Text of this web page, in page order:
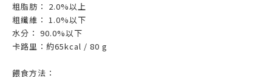
粗脂肪： 2.0%以上
粗纖維： 1.0%以下
水分： 90.0%以下
卡路里：約65kcal / 80 g
餵食方法：